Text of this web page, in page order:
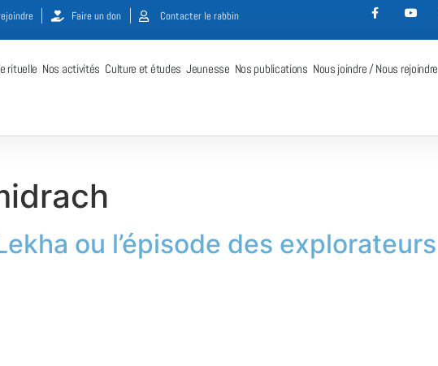
Faire un don Contacter le rabbin
rituelle Nos activités Culture et études Jeunesse Nos publications Nous joindre / Nous rejoindre
ou l’épisode des explorateurs